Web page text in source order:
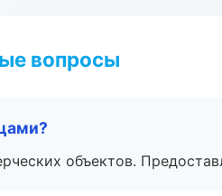
вопросы
объектов.